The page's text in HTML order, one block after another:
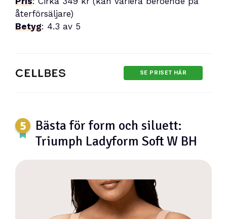
återförsäljare)
Betyg: 4.3 av 5
SE PRISET HÄR
Bästa för form och siluett:
Triumph Ladyform Soft W BH